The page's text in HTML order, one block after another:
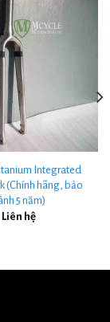
Integrated
(Chính hãng, bảo
5 năm)
Liên hệ